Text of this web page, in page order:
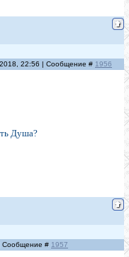
22:56 | Сообщение # 1956
Душа?
Сообщение # 1957